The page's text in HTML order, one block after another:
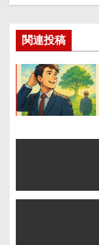
シ
ョ
ン
関連投稿